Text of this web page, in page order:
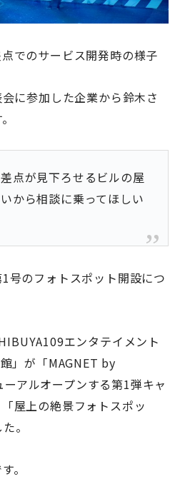
でのサービス開発時の様子
に参加した企業から鈴木さ
点が見下ろせるビルの屋
から相談に乗ってほしい
号のフォトスポット開設につ
エンタテイメント
」が「MAGNET by
アルオープンする第1弾キャ
屋上の絶景フォトスポッ
。
。